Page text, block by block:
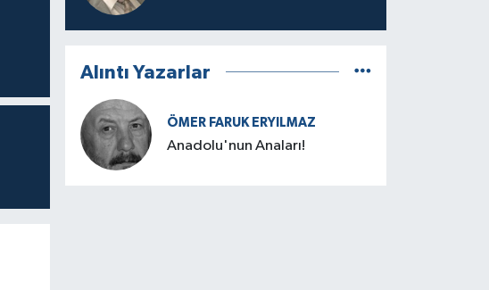
Alıntı Yazarlar
ÖMER FARUK ERYILMAZ
Anadolu'nun Anaları!